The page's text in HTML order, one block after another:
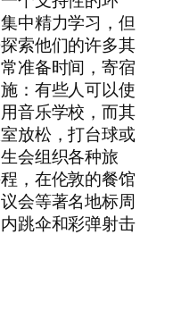
中精力学习，但
索他们的许多其
准备时间，寄宿
：有些人可以使
音乐学校，而其
放松，打台球或
会组织各种旅
，在伦敦的餐馆
会等著名地标周
跳伞和彩弹射击